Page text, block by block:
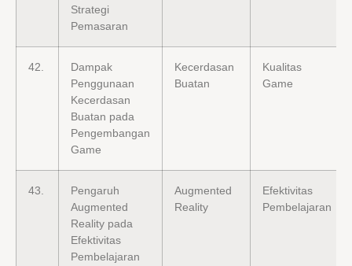
Strategi
Pemasaran
42.
Dampak
Penggunaan
Kecerdasan
Buatan pada
Pengembangan
Game
Kecerdasan
Buatan
Kualitas
Game
43.
Pengaruh
Augmented
Reality pada
Efektivitas
Pembelajaran
Augmented
Reality
Efektivitas
Pembelajaran